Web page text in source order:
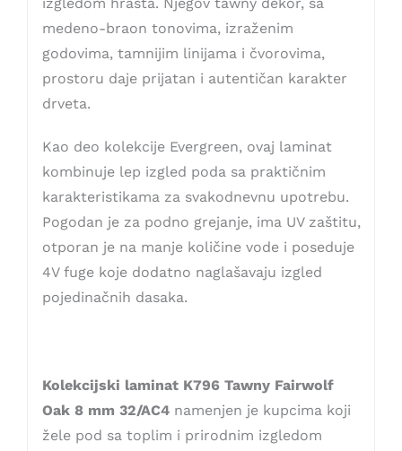
izgledom hrasta. Njegov tawny dekor, sa
medeno-braon tonovima, izraženim
godovima, tamnijim linijama i čvorovima,
prostoru daje prijatan i autentičan karakter
drveta.
Kao deo kolekcije Evergreen, ovaj laminat
kombinuje lep izgled poda sa praktičnim
karakteristikama za svakodnevnu upotrebu.
Pogodan je za podno grejanje, ima UV zaštitu,
otporan je na manje količine vode i poseduje
4V fuge koje dodatno naglašavaju izgled
pojedinačnih dasaka.
Kolekcijski laminat K796 Tawny Fairwolf
Oak 8 mm 32/AC4namenjen je kupcima koji
žele pod sa toplim i prirodnim izgledom